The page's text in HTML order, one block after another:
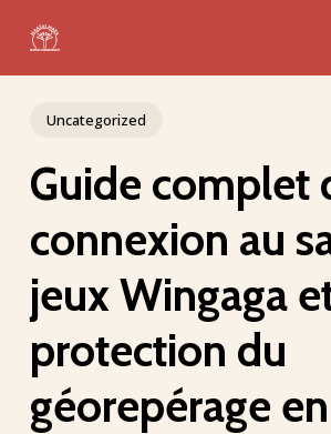
main
Uncategorized
Guide complet
connexion au
jeux Wingaga
protection du
géorepérage